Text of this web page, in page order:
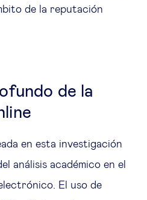
de la reputación
de la
en esta investigación
análisis académico en el
El uso de